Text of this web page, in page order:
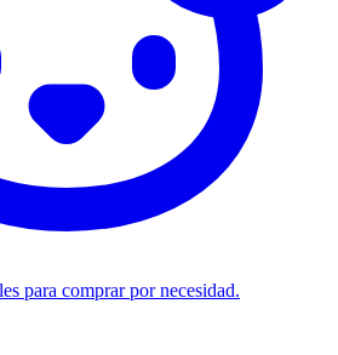
para comprar por necesidad.